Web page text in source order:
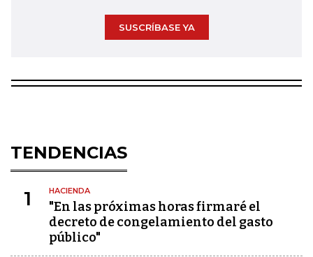
SUSCRÍBASE YA
TENDENCIAS
1 HACIENDA
"En las próximas horas firmaré el
decreto de congelamiento del gasto
público"